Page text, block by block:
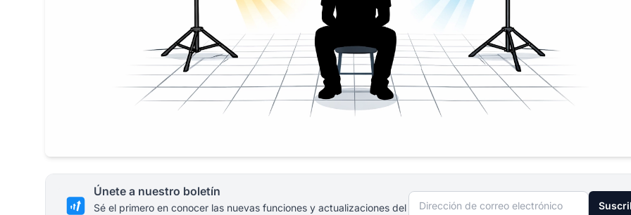
Únete a nuestro boletín
Sé el primero en conocer las nuevas funciones y actualizaciones del
Dirección de correo electrónico